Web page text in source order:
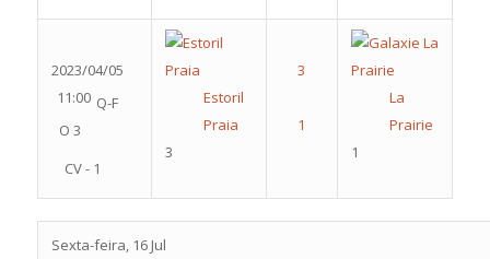
2023/04/05
11:00 Q-F
O 3
CV - 1
Estoril
Praia
3
La
Prairie
1
Sexta-feira, 16 Jul